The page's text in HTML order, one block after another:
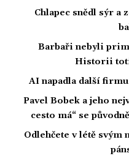
Chlapec snědl sýr a
Barbaři nebyli
Historii
AI napadla další
Pavel Bobek a jeho
cesto má“ se
Odlehčete v létě svým